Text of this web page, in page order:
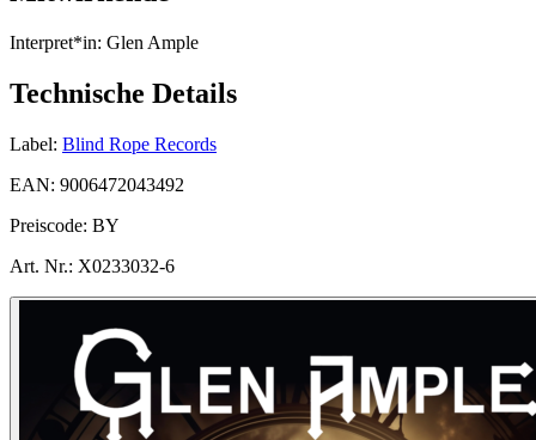
Interpret*in: Glen Ample
Technische Details
Label: Blind Rope Records
EAN: 9006472043492
Preiscode: BY
Art. Nr.: X0233032-6